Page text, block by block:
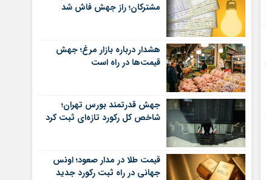
مشترکان؛ راز جهش فاش شد
هشدار درباره بازار مرغ؛ جهش
قیمت‌ها در راه است
جهش قدرتمند بورس تهران؛
شاخص کل رکورد تازه‌ای ثبت کرد
قیمت طلا در مدار صعود؛ اونس
جهانی در راه ثبت رکورد جدید